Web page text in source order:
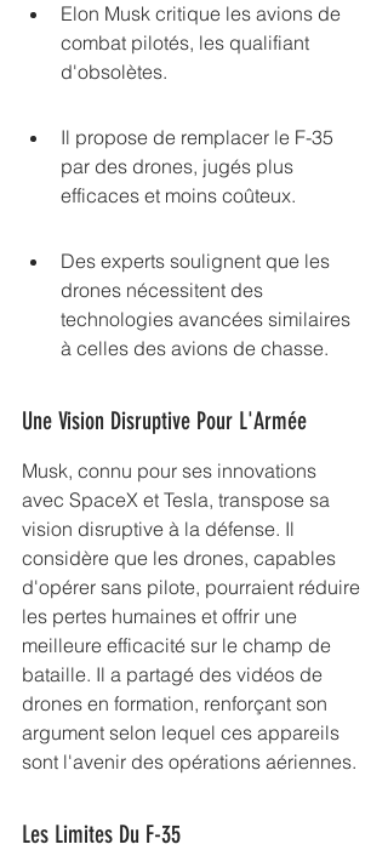
Elon Musk critique les avions de
combat pilotés, les qualifiant
d'obsolètes.
Il propose de remplacer le F-35
par des drones, jugés plus
efficaces et moins coûteux.
Des experts soulignent que les
drones nécessitent des
technologies avancées similaires
à celles des avions de chasse.
Une Vision Disruptive Pour L'Armée
Musk, connu pour ses innovations
avec SpaceX et Tesla, transpose sa
vision disruptive à la défense. Il
considère que les drones, capables
d'opérer sans pilote, pourraient réduire
les pertes humaines et offrir une
meilleure efficacité sur le champ de
bataille. Il a partagé des vidéos de
drones en formation, renforçant son
argument selon lequel ces appareils
sont l'avenir des opérations aériennes.
Les Limites Du F-35